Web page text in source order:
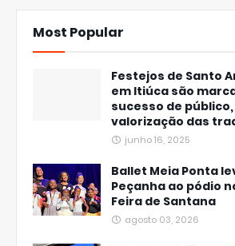
Most Popular
Festejos de Santo
em Itiúca são
sucesso de
valorização das
junho 16, 2025
Ballet Meia Ponta
Peçanha ao pódio
Feira de Santana
agosto 03, 2026